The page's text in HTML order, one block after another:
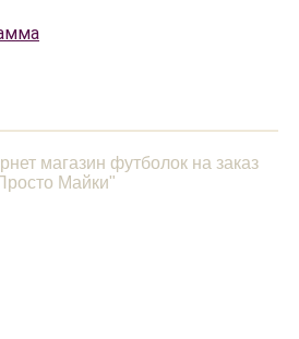
магазин футболок на заказ
Майки"